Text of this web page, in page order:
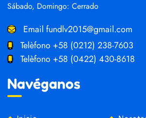
Sábado, Domingo: Cerrado
Email fundlv2015@gmail.com
Telèfono +58 (0212) 238-7603
Telèfono +58 (0422) 430-8618
Navéganos